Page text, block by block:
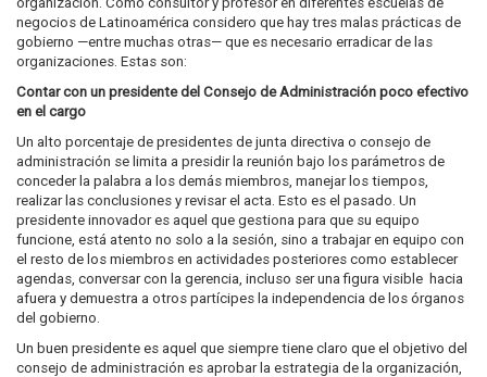
negocios de Latinoamérica considero que hay tres malas prácticas de
gobierno —entre muchas otras— que es necesario erradicar de las
organizaciones. Estas son:
Contar con un presidente del Consejo de Administración poco efectivo
en el cargo
Un alto porcentaje de presidentes de junta directiva o consejo de
administración se limita a presidir la reunión bajo los parámetros de
conceder la palabra a los demás miembros, manejar los tiempos,
realizar las conclusiones y revisar el acta. Esto es el pasado. Un
presidente innovador es aquel que gestiona para que su equipo
funcione, está atento no solo a la sesión, sino a trabajar en equipo con
el resto de los miembros en actividades posteriores como establecer
agendas, conversar con la gerencia, incluso ser una figura visible hacia
afuera y demuestra a otros partícipes la independencia de los órganos
del gobierno.
Un buen presidente es aquel que siempre tiene claro que el objetivo del
consejo de administración es aprobar la estrategia de la organización,